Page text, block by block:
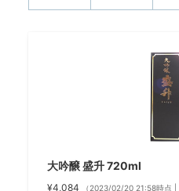
大吟醸 盛升 720ml
¥4,084 （2023/02/20 21:58時点 |